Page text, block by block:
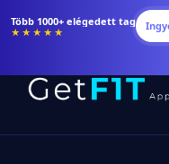
Több 1000+ elégedett tag
★★★★★